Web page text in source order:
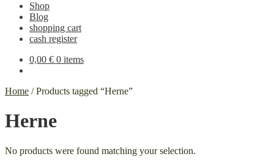
Shop
Blog
shopping cart
cash register
0,00 € 0 items
Home /Products tagged “Herne”
Herne
No products were found matching your selection.